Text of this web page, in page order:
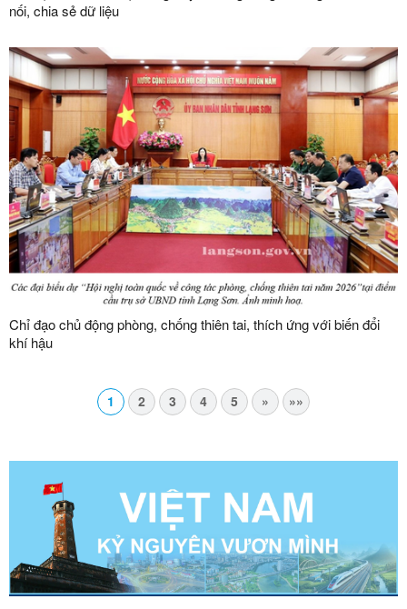
nối, chia sẻ dữ liệu
Chỉ đạo chủ động phòng, chống thiên tai, thích ứng với biến đổi
khí hậu
1 2 3 4 5 » »»